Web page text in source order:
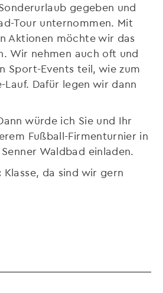
gegeben und
Tour unternommen. Mit
Aktionen möchte wir das
Wir nehmen auch oft und
Sport-Events teil, wie zum
Lauf. Dafür legen wir dann
würde ich Sie und Ihr
Fußball-Firmenturnier in
Waldbad einladen.
Klasse, da sind wir gern